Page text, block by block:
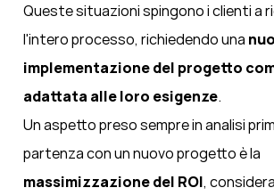
Queste situazioni spingono i clienti a
l'intero processo, richiedendo una
implementazione del progetto
adattata alle loro esigenze.
Un aspetto preso sempre in analisi
partenza con un nuovo progetto è la
massimizzazione del ROI,